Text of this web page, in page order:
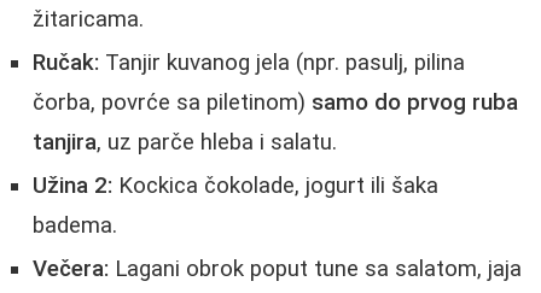
žitaricama.
Ručak: Tanjir kuvanog jela (npr. pasulj, pilina
čorba, povrće sa piletinom) samo do prvog ruba
tanjira, uz parče hleba i salatu.
Užina 2: Kockica čokolade, jogurt ili šaka
badema.
Večera: Lagani obrok poput tune sa salatom, jaja